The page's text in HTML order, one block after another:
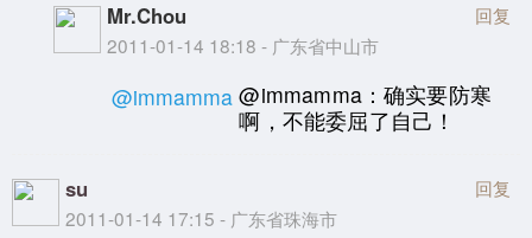
Mr.Chou
2011-01-14 18:18 - 广东省中山市
回复
@immamma @immamma：确实要防寒
啊，不能委屈了自己！
su
2011-01-14 17:15 - 广东省珠海市
回复